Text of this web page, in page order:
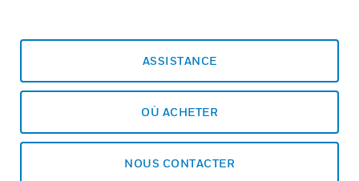
ASSISTANCE
OÙ ACHETER
NOUS CONTACTER